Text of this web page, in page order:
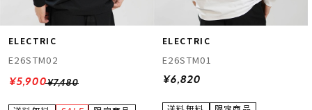
ELECTRIC
E26STM02
¥7,480
¥5,900
ELECTRIC
E26STM01
¥6,820